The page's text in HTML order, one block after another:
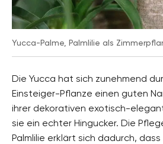
Yucca-Palme, Palmlilie als
Die Yucca hat sich zunehmend
Einsteiger-Pflanze einen guten
ihrer dekorativen exotisch-
sie ein echter Hingucker. Die
Palmlilie erklärt sich dadurch,